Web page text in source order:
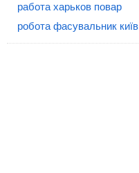
работа харьков повар
робота фасувальник київ